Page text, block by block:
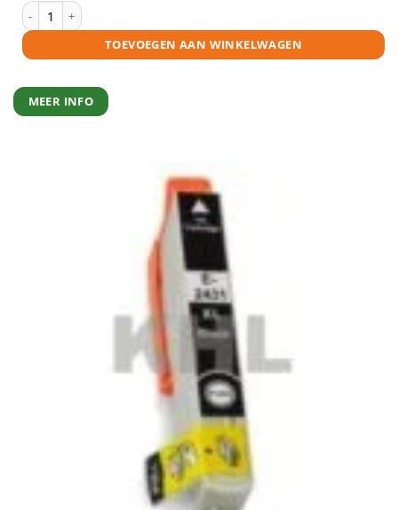
Epson 24 (T2424) inktcartridge geel huismerk aantal
TOEVOEGEN AAN WINKELWAGEN
MEER INFO